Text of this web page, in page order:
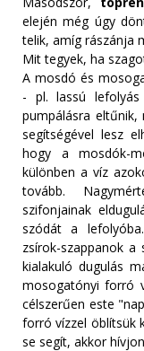
elején még úgy
telik, amíg rászánja
Mit tegyek, ha
A mosdó és
- pl. lassú
pumpálásra eltűnik,
segítségével lesz
hogy a mosdók-
különben a víz
tovább.
szifonjainak
szódát a
zsírok-szappanok a
kialakuló dugulás
mosogatónyi forró
célszerűen este
forró vízzel öblítsük
se segít, akkor